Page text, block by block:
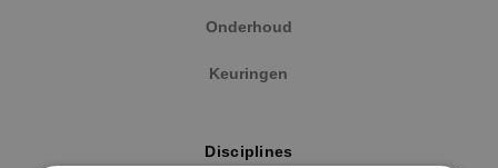
Onderhoud
Keuringen
Disciplines